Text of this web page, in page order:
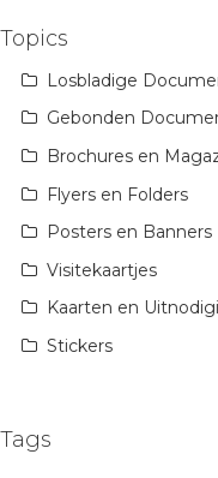
Topics
Losbladige
Gebonden
Brochures en
Flyers en Folders
Posters en Banners
Visitekaartjes
Kaarten en
Stickers
Tags